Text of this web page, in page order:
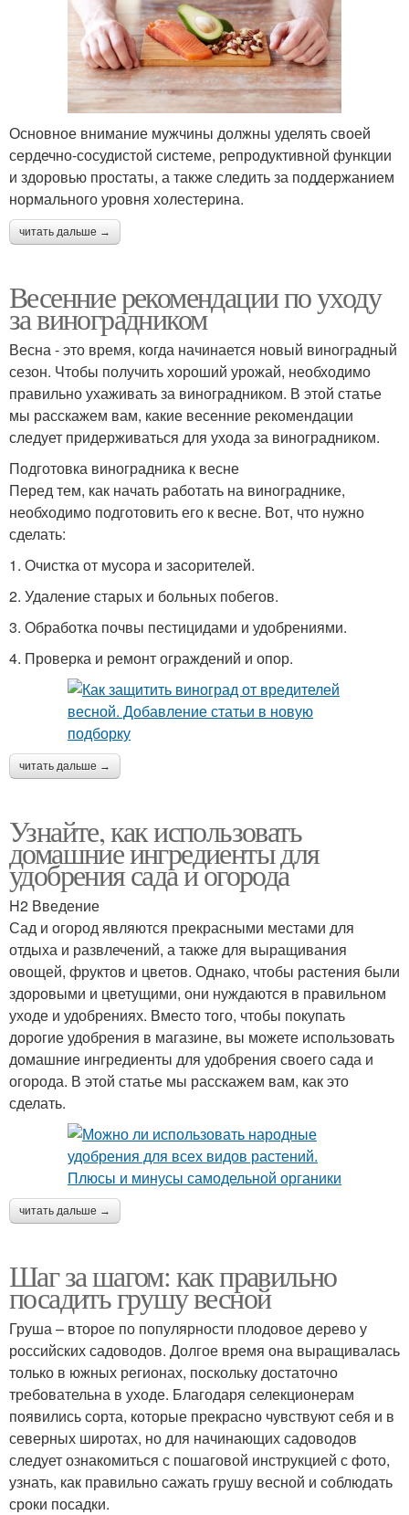
Основное внимание мужчины должны уделять своей
сердечно-сосудистой системе, репродуктивной функции
и здоровью простаты, а также следить за поддержанием
нормального уровня холестерина.
читать дальше →
Весенние рекомендации по уходу
за виноградником
Весна - это время, когда начинается новый виноградный
сезон. Чтобы получить хороший урожай, необходимо
правильно ухаживать за виноградником. В этой статье
мы расскажем вам, какие весенние рекомендации
следует придерживаться для ухода за виноградником.
Подготовка виноградника к весне
Перед тем, как начать работать на винограднике,
необходимо подготовить его к весне. Вот, что нужно
сделать:
1. Очистка от мусора и засорителей.
2. Удаление старых и больных побегов.
3. Обработка почвы пестицидами и удобрениями.
4. Проверка и ремонт ограждений и опор.
читать дальше →
Узнайте, как использовать
домашние ингредиенты для
удобрения сада и огорода
H2 Введение
Сад и огород являются прекрасными местами для
отдыха и развлечений, а также для выращивания
овощей, фруктов и цветов. Однако, чтобы растения были
здоровыми и цветущими, они нуждаются в правильном
уходе и удобрениях. Вместо того, чтобы покупать
дорогие удобрения в магазине, вы можете использовать
домашние ингредиенты для удобрения своего сада и
огорода. В этой статье мы расскажем вам, как это
сделать.
читать дальше →
Шаг за шагом: как правильно
посадить грушу весной
Груша – второе по популярности плодовое дерево у
российских садоводов. Долгое время она выращивалась
только в южных регионах, поскольку достаточно
требовательна в уходе. Благодаря селекционерам
появились сорта, которые прекрасно чувствуют себя и в
северных широтах, но для начинающих садоводов
следует ознакомиться с пошаговой инструкцией с фото,
узнать, как правильно сажать грушу весной и соблюдать
сроки посадки.